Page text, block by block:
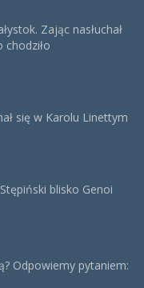
Zając nasłuchał
chodziło
się w Karolu Linettym
blisko Genoi
Odpowiemy pytaniem: